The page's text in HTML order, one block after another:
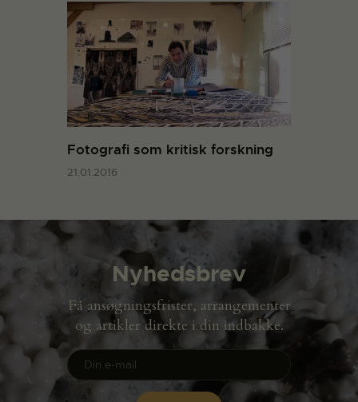
Fotografi som kritisk forskning
21.01.2016
Nyhedsbrev
Få ansøgningsfrister, arrangementer
og artikler direkte i din indbakke.